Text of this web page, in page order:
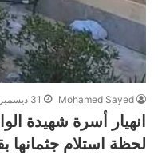
Mohamed Sayed 31 ديسمبر، 2025
انهيار أسرة شهيدة
لحظة استلام جثمانها